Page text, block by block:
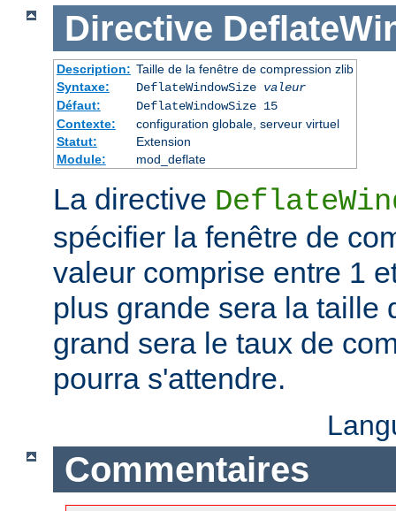
Directive
Description: Taille de la fenêtre de compression zlib
Syntaxe:
DeflateWindowSize valeur
Défaut:
DeflateWindowSize 15
Contexte:
configuration globale, serveur virtuel
Statut:
Extension
Module:
mod_deflate
La directive
spécifier la fenêtre de
valeur comprise entre 1
plus grande sera la taille
grand sera le taux de
pourra s'attendre.
Commentaires